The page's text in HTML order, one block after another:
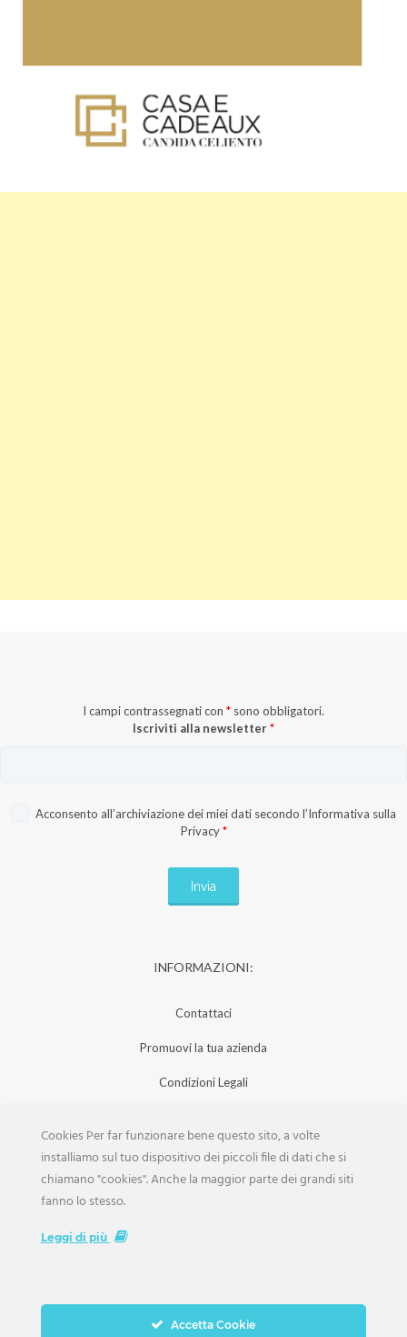
I campi contrassegnati con * sono obbligatori.
Iscriviti alla newsletter*
Acconsento all’archiviazione dei miei dati secondo l’Informativa sulla
Privacy *
INFORMAZIONI:
Contattaci
Promuovi la tua azienda
Condizioni Legali
Iscrizione Aziende
Scarica la Rivista
Cookies Per far funzionare bene questo sito, a volte
installiamo sul tuo dispositivo dei piccoli file di dati che si
chiamano "cookies". Anche la maggior parte dei grandi siti
fanno lo stesso.
Leggi di più
Accetta Cookie